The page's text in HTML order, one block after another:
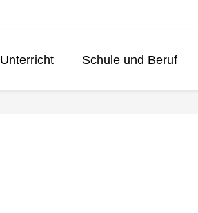
Unterricht Schule und Beruf